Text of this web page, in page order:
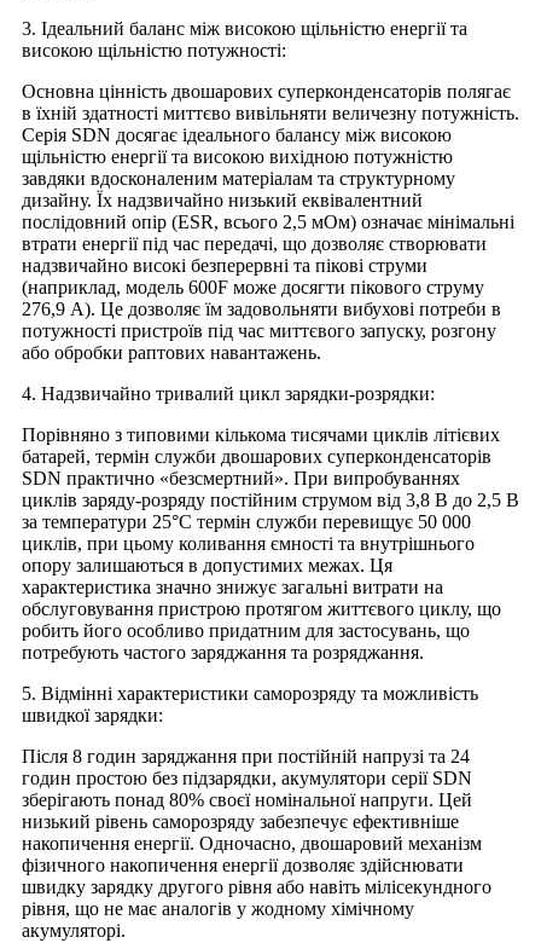
3. Ідеальний баланс між високою щільністю енергії та
високою щільністю потужності:
Основна цінність двошарових суперконденсаторів полягає
в їхній здатності миттєво вивільняти величезну потужність.
Серія SDN досягає ідеального балансу між високою
щільністю енергії та високою вихідною потужністю
завдяки вдосконаленим матеріалам та структурному
дизайну. Їх надзвичайно низький еквівалентний
послідовний опір (ESR, всього 2,5 мОм) означає мінімальні
втрати енергії під час передачі, що дозволяє створювати
надзвичайно високі безперервні та пікові струми
(наприклад, модель 600F може досягти пікового струму
276,9 А). Це дозволяє їм задовольняти вибухові потреби в
потужності пристроїв під час миттєвого запуску, розгону
або обробки раптових навантажень.
4. Надзвичайно тривалий цикл зарядки-розрядки:
Порівняно з типовими кількома тисячами циклів літієвих
батарей, термін служби двошарових суперконденсаторів
SDN практично «безсмертний». При випробуваннях
циклів заряду-розряду постійним струмом від 3,8 В до 2,5 В
за температури 25°C термін служби перевищує 50 000
циклів, при цьому коливання ємності та внутрішнього
опору залишаються в допустимих межах. Ця
характеристика значно знижує загальні витрати на
обслуговування пристрою протягом життєвого циклу, що
робить його особливо придатним для застосувань, що
потребують частого заряджання та розряджання.
5. Відмінні характеристики саморозряду та можливість
швидкої зарядки:
Після 8 годин заряджання при постійній напрузі та 24
годин простою без підзарядки, акумулятори серії SDN
зберігають понад 80% своєї номінальної напруги. Цей
низький рівень саморозряду забезпечує ефективніше
накопичення енергії. Одночасно, двошаровий механізм
фізичного накопичення енергії дозволяє здійснювати
швидку зарядку другого рівня або навіть мілісекундного
рівня, що не має аналогів у жодному хімічному
акумуляторі.